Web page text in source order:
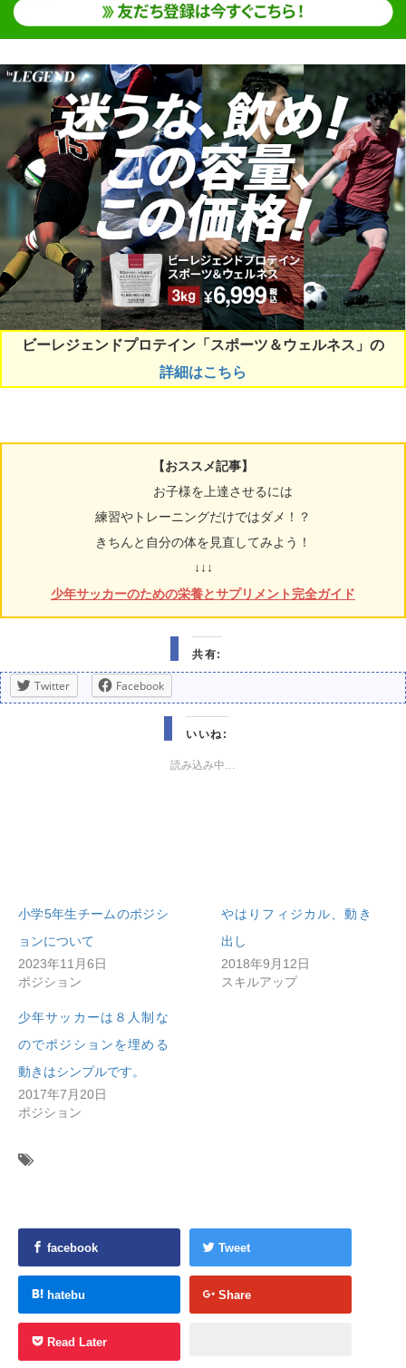
ビーレジェンドプロテイン「スポーツ＆ウェルネス」の
詳細はこちら
【おススメ記事】
お子様を上達させるには
練習やトレーニングだけではダメ！？
きちんと自分の体を見直してみよう！
↓↓↓
少年サッカーのための栄養とサプリメント完全ガイド
共有:
Twitter Facebook
いいね:
読み込み中…
小学5年生チームのポジシ
ョンについて
2023年11月6日
ポジション
やはりフィジカル、動き
出し
2018年9月12日
スキルアップ
少年サッカーは８人制な
のでポジションを埋める
動きはシンプルです。
2017年7月20日
ポジション
facebook Tweet
hatebu Share
Read Later